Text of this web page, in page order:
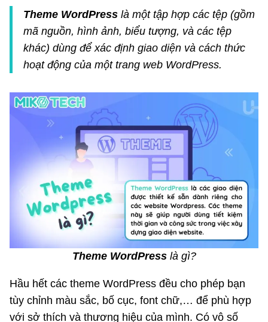
Theme WordPresslà một tập hợp các tệp (gồm
mã nguồn, hình ảnh, biểu tượng, và các tệp
khác) dùng để xác định giao diện và cách thức
hoạt động của một trang web WordPress.
Theme WordPresslà gì?
Hầu hết các theme WordPress đều cho phép bạn
tùy chỉnh màu sắc, bố cục, font chữ,… để phù hợp
với sở thích và thương hiệu của mình. Có vô số